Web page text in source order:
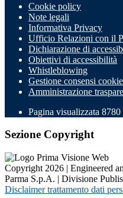
Cookie policy
Note legali
Informativa Privacy
Ufficio Relazioni con il
Dichiarazione di
Obiettivi di accessibilità
Whistleblowing
Gestione consensi cookie
Amministrazione
Pagina visualizzata 8780
Sezione Copyright
Copyright 2026 | Engineered
Parma S.p.A. | Divisione
Disclaimer trattamento dati